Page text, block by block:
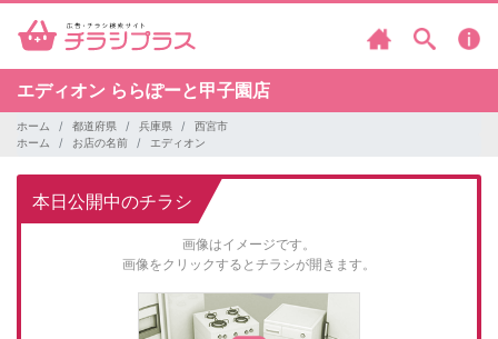
エディオン ららぽーと甲子園店
ホーム 都道府県 兵庫県
西宮市
ホーム
お店の名前 エディオン
本日公開中のチラシ
画像はイメージです。
画像をクリックするとチラシが開きます。